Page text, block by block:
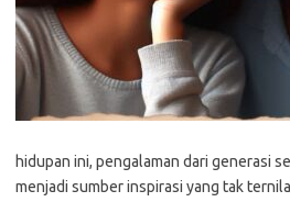
hidupan ini, pengalaman dari generasi
menjadi sumber inspirasi yang tak